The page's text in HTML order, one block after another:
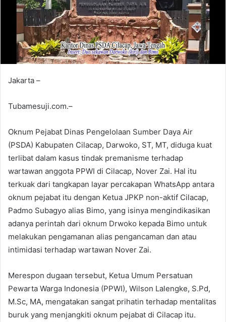
Jakarta –
Tubamesuji.com.–
Oknum Pejabat Dinas Pengelolaan Sumber Daya Air
(PSDA) Kabupaten Cilacap, Darwoko, ST, MT, diduga kuat
terlibat dalam kasus tindak premanisme terhadap
wartawan anggota PPWI di Cilacap, Nover Zai. Hal itu
terkuak dari tangkapan layar percakapan WhatsApp antara
oknum pejabat itu dengan Ketua JPKP non-aktif Cilacap,
Padmo Subagyo alias Bimo, yang isinya mengindikasikan
adanya perintah dari oknum Drwoko kepada Bimo untuk
melakukan pengamanan alias pengancaman dan atau
intimidasi terhadap wartawan Nover Zai.
Merespon dugaan tersebut, Ketua Umum Persatuan
Pewarta Warga Indonesia (PPWI), Wilson Lalengke, S.Pd,
M.Sc, MA, mengatakan sangat prihatin terhadap mentalitas
buruk yang menjangkiti oknum pejabat di Cilacap itu.